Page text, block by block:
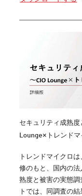
セキュリティ成熟
Lounge×トレンド
トレンドマイクロ
修のもと、国内の
熟度と被害の実態
トでは、同調査の